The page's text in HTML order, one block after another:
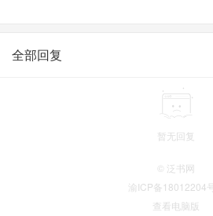
全部回复
暂无回复
© 泛书网
渝ICP备18012204
查看电脑版